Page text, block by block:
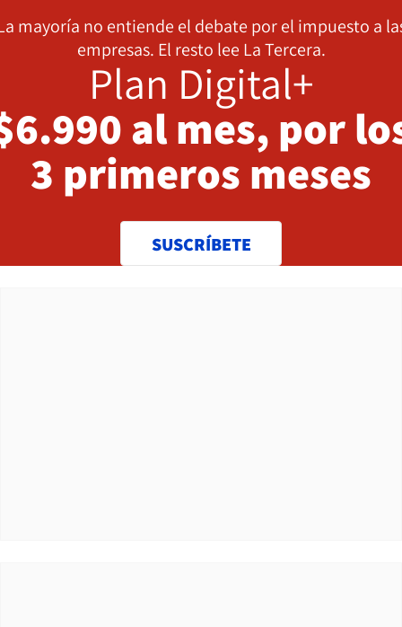
mayoría no entiende el debate por el impuesto a
empresas. El resto lee La Tercera.
Plan Digital+
al mes, por
3 primeros meses
SUSCRÍBETE